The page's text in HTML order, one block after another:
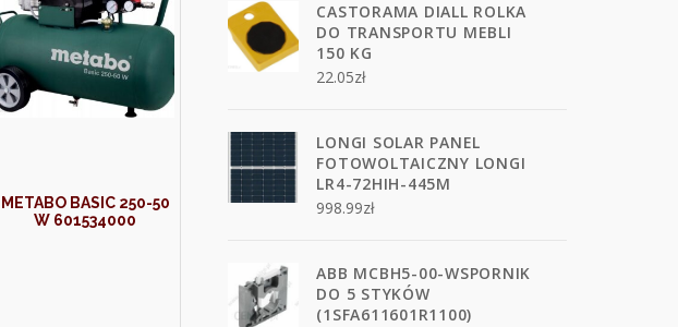
METABO BASIC 250-50
W 601534000
CASTORAMA DIALL ROLKA
DO TRANSPORTU MEBLI
150 KG
22.05zł
LONGI SOLAR PANEL
FOTOWOLTAICZNY LONGI
LR4-72HIH-445M
998.99zł
ABB MCBH5-00-WSPORNIK
DO 5 STYKÓW
(1SFA611601R1100)